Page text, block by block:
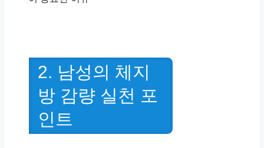
2. 남성의 체지
방 감량 실천 포
인트